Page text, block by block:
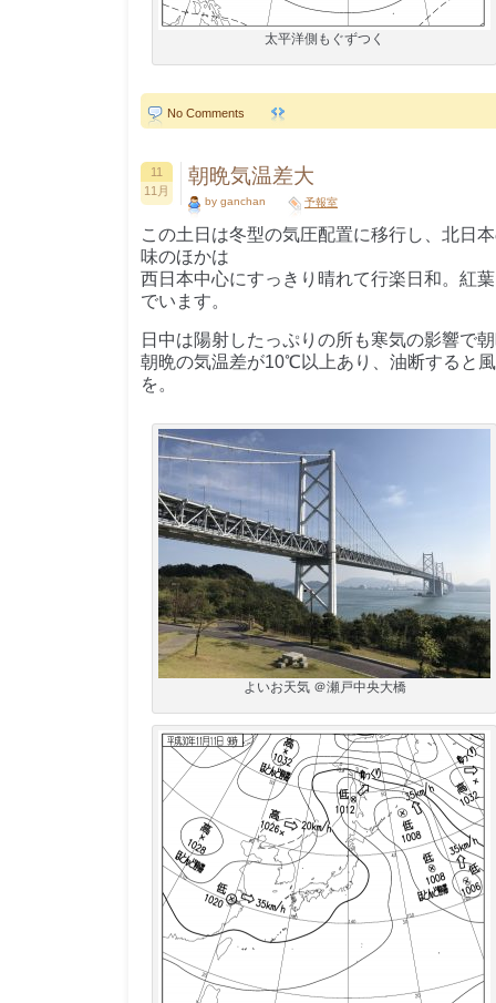
太平洋側もぐずつく
No Comments
11
11月
朝晩気温差大
by ganchan 予報室
この土日は冬型の気圧配置に移行し、北日
味のほかは
西日本中心にすっきり晴れて行楽日和。紅
でいます。
日中は陽射したっぷりの所も寒気の影響で
朝晩の気温差が10℃以上あり、油断すると
を。
よいお天気 ＠瀬戸中央大橋